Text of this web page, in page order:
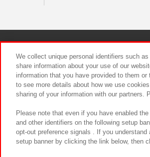
We collect unique personal identifiers such
share information about your use of our
information that you have provided to them
to see more details about how we use
sharing of your information with our partners.
Please note that even if you have enabled
and other identifiers on the following setup
opt-out preference signals . If you
setup banner by clicking the link below, then